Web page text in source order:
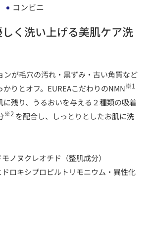
コンビニ
く洗い上げる美肌ケア洗
ンが毛穴の汚れ・黒ずみ・古い角質など
りとオフ。EUREAこだわりのNMN※1
に残り、うるおいを与える２種類の吸着
※2 を配合し、しっとりとしたお肌に洗
ノヌクレオチド（整肌成分）
ロキシプロピルトリモニウム・異性化